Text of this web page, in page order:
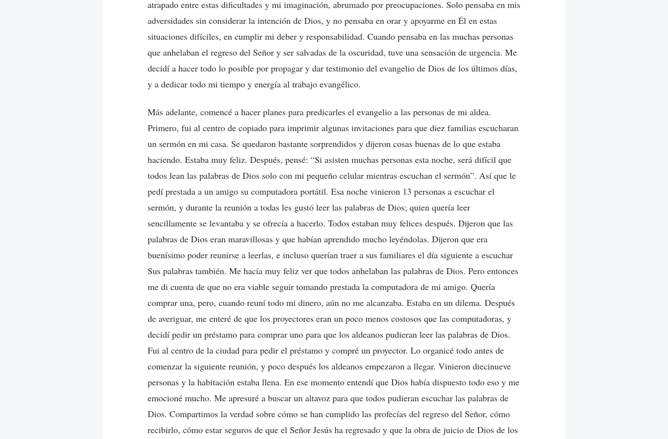
atrapado entre estas dificultades y mi imaginación, abrumado por preocupaciones. Solo pensaba en mis
adversidades sin considerar la intención de Dios, y no pensaba en orar y apoyarme en Él en estas
situaciones difíciles, en cumplir mi deber y responsabilidad. Cuando pensaba en las muchas personas
que anhelaban el regreso del Señor y ser salvadas de la oscuridad, tuve una sensación de urgencia. Me
decidí a hacer todo lo posible por propagar y dar testimonio del evangelio de Dios de los últimos días,
y a dedicar todo mi tiempo y energía al trabajo evangélico.
Más adelante, comencé a hacer planes para predicarles el evangelio a las personas de mi aldea.
Primero, fui al centro de copiado para imprimir algunas invitaciones para que diez familias escucharan
un sermón en mi casa. Se quedaron bastante sorprendidos y dijeron cosas buenas de lo que estaba
haciendo. Estaba muy feliz. Después, pensé: “Si asisten muchas personas esta noche, será difícil que
todos lean las palabras de Dios solo con mi pequeño celular mientras escuchan el sermón”. Así que le
pedí prestada a un amigo su computadora portátil. Esa noche vinieron 13 personas a escuchar el
sermón, y durante la reunión a todas les gustó leer las palabras de Dios; quien quería leer
sencillamente se levantaba y se ofrecía a hacerlo. Todos estaban muy felices después. Dijeron que las
palabras de Dios eran maravillosas y que habían aprendido mucho leyéndolas. Dijeron que era
buenísimo poder reunirse a leerlas, e incluso querían traer a sus familiares el día siguiente a escuchar
Sus palabras también. Me hacía muy feliz ver que todos anhelaban las palabras de Dios. Pero entonces
me di cuenta de que no era viable seguir tomando prestada la computadora de mi amigo. Quería
comprar una, pero, cuando reuní todo mi dinero, aún no me alcanzaba. Estaba en un dilema. Después
de averiguar, me enteré de que los proyectores eran un poco menos costosos que las computadoras, y
decidí pedir un préstamo para comprar uno para que los aldeanos pudieran leer las palabras de Dios.
Fui al centro de la ciudad para pedir el préstamo y compré un proyector. Lo organicé todo antes de
comenzar la siguiente reunión, y poco después los aldeanos empezaron a llegar. Vinieron diecinueve
personas y la habitación estaba llena. En ese momento entendí que Dios había dispuesto todo eso y me
emocioné mucho. Me apresuré a buscar un altavoz para que todos pudieran escuchar las palabras de
Dios. Compartimos la verdad sobre cómo se han cumplido las profecías del regreso del Señor, cómo
recibirlo, cómo estar seguros de que el Señor Jesús ha regresado y que la obra de juicio de Dios de los